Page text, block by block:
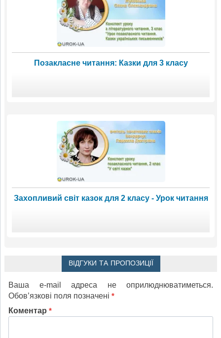
Позакласне читання: Казки для 3 класу
Захопливий світ казок для 2 класу - Урок читання
ВІДГУКИ ТА ПРОПОЗИЦІЇ
Ваша e-mail адреса не оприлюднюватиметься.
Обов’язкові поля позначені *
Коментар *